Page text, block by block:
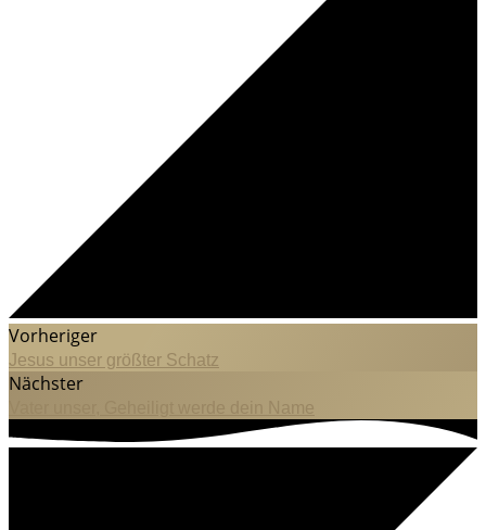
Vorheriger
Jesus unser größter Schatz
Nächster
Vater unser, Geheiligt werde dein Name